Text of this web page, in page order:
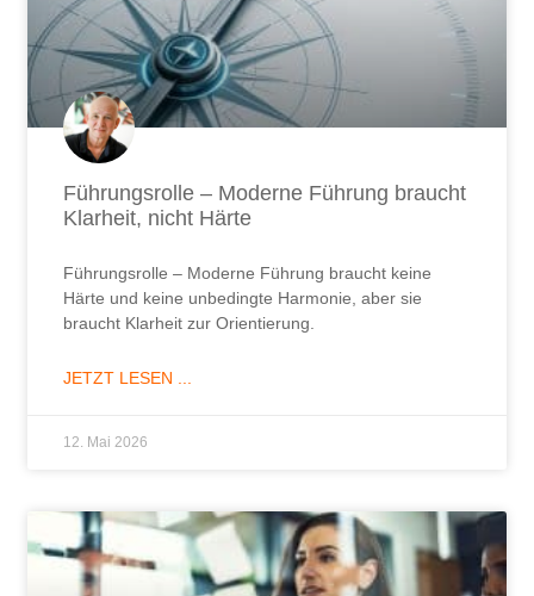
Führungsrolle – Moderne Führung braucht
Klarheit, nicht Härte
Führungsrolle – Moderne Führung braucht keine
Härte und keine unbedingte Harmonie, aber sie
braucht Klarheit zur Orientierung.
JETZT LESEN ...
12. Mai 2026